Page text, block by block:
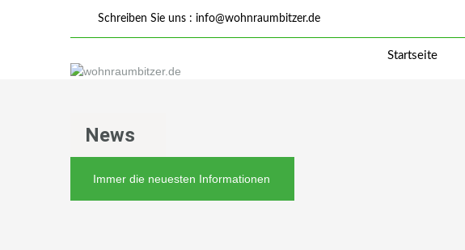
Schreiben Sie uns : info@wohnraumbitzer.de
Startseite
News
Immer die neuesten Informationen